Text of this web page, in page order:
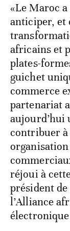
«Le Maroc
anticiper, et
africains et
plates-
guichet
commerce
partenariat
aujourd’hui
contribuer à
organisation
réjoui à
président de
l’Alliance
électronique